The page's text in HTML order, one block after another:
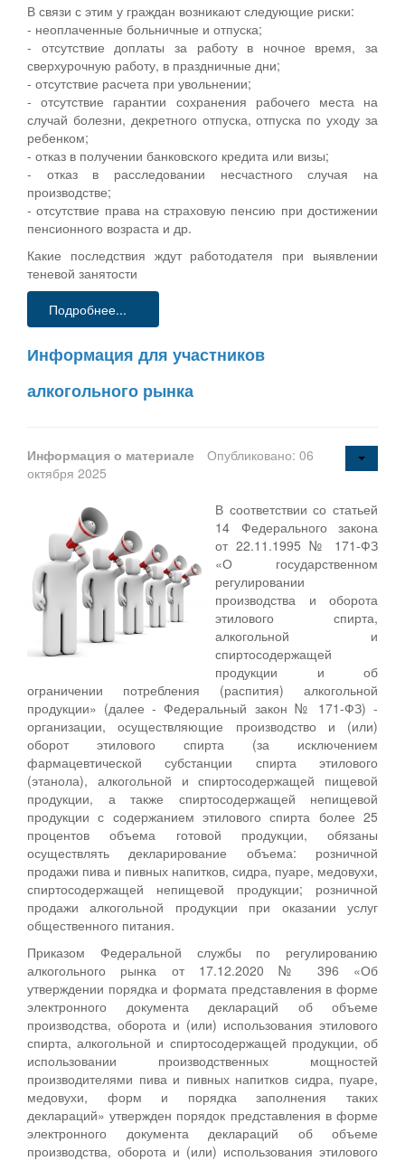
В связи с этим у граждан возникают следующие риски:
- неоплаченные больничные и отпуска;
- отсутствие доплаты за работу в ночное время, за
сверхурочную работу, в праздничные дни;
- отсутствие расчета при увольнении;
- отсутствие гарантии сохранения рабочего места на
случай болезни, декретного отпуска, отпуска по уходу за
ребенком;
- отказ в получении банковского кредита или визы;
- отказ в расследовании несчастного случая на
производстве;
- отсутствие права на страховую пенсию при достижении
пенсионного возраста и др.
Какие последствия ждут работодателя при выявлении
теневой занятости
Подробнее...
Информация для участников
алкогольного рынка
Информация о материале
Опубликовано: 06
октября 2025
В соответствии со статьей
14 Федерального закона
от 22.11.1995 № 171-ФЗ
«О государственном
регулировании
производства и оборота
этилового спирта,
алкогольной и
спиртосодержащей
продукции и об
ограничении потребления (распития) алкогольной
продукции» (далее - Федеральный закон № 171-ФЗ) -
организации, осуществляющие производство и (или)
оборот этилового спирта (за исключением
фармацевтической субстанции спирта этилового
(этанола), алкогольной и спиртосодержащей пищевой
продукции, а также спиртосодержащей непищевой
продукции с содержанием этилового спирта более 25
процентов объема готовой продукции, обязаны
осуществлять декларирование объема: розничной
продажи пива и пивных напитков, сидра, пуаре, медовухи,
спиртосодержащей непищевой продукции; розничной
продажи алкогольной продукции при оказании услуг
общественного питания.
Приказом Федеральной службы по регулированию
алкогольного рынка от 17.12.2020 № 396 «Об
утверждении порядка и формата представления в форме
электронного документа деклараций об объеме
производства, оборота и (или) использования этилового
спирта, алкогольной и спиртосодержащей продукции, об
использовании производственных мощностей
производителями пива и пивных напитков сидра, пуаре,
медовухи, форм и порядка заполнения таких
деклараций» утвержден порядок представления в форме
электронного документа деклараций об объеме
производства, оборота и (или) использования этилового